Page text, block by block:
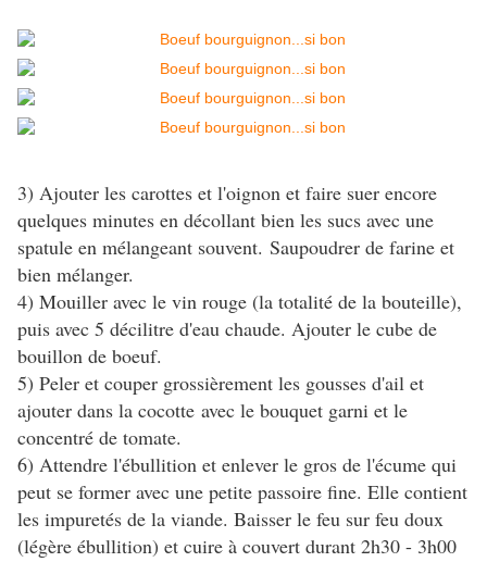
3) Ajouter les carottes et l'oignon et faire suer encore
quelques minutes en décollant bien les sucs avec une
spatule en mélangeant souvent. Saupoudrer de farine et
bien mélanger.
4) Mouiller avec le vin rouge (la totalité de la bouteille),
puis avec 5 décilitre d'eau chaude. Ajouter le cube de
bouillon de boeuf.
5) Peler et couper grossièrement les gousses d'ail et
ajouter dans la cocotte avec le bouquet garni et le
concentré de tomate.
6) Attendre l'ébullition et enlever le gros de l'écume qui
peut se former avec une petite passoire fine. Elle contient
les impuretés de la viande. Baisser le feu sur feu doux
(légère ébullition) et cuire à couvert durant 2h30 - 3h00